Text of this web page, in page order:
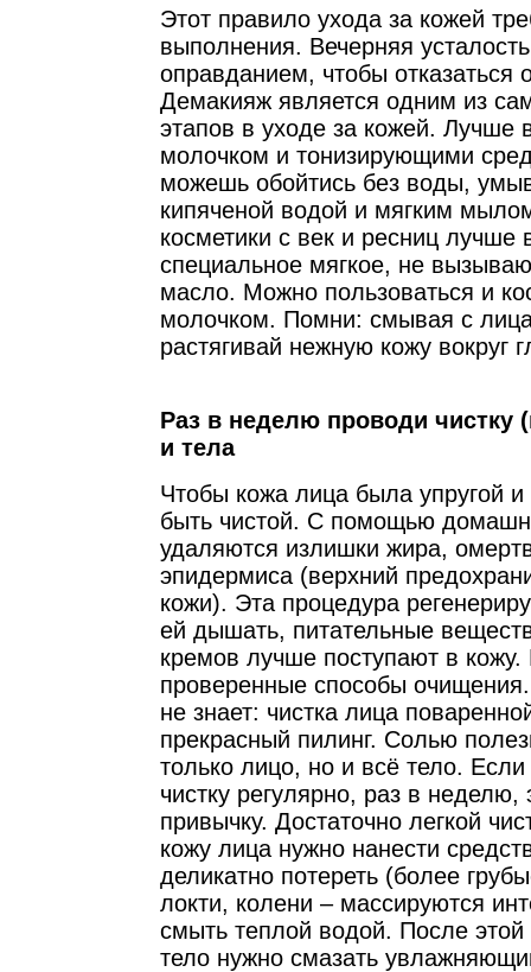
Этот правило ухода за кожей
выполнения. Вечерняя
оправданием, чтобы отказаться
Демакияж является одним из
этапов в уходе за кожей. Лучше
молочком и тонизирующими
можешь обойтись без воды,
кипяченой водой и мягким
косметики с век и ресниц лучше
специальное мягкое, не
масло. Можно пользоваться и
молочком. Помни: смывая с
растягивай нежную кожу вокруг
Раз в неделю проводи чистку
и тела
Чтобы кожа лица была упругой
быть чистой. С помощью
удаляются излишки жира,
эпидермиса (верхний
кожи). Эта процедура
ей дышать, питательные
кремов лучше поступают в кожу.
проверенные способы очищения.
не знает: чистка лица
прекрасный пилинг. Солью
только лицо, но и всё тело.
чистку регулярно, раз в неделю,
привычку. Достаточно легкой
кожу лица нужно нанести
деликатно потереть (более
локти, колени – массируются
смыть теплой водой. После
тело нужно смазать